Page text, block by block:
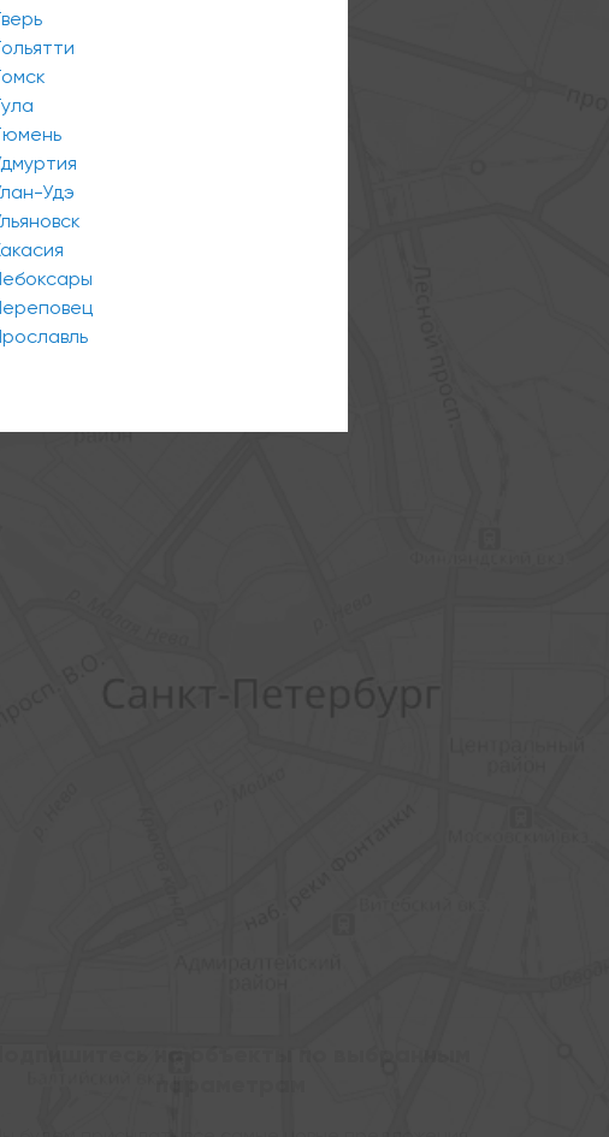
Тверь
Тольятти
Томск
Тула
Тюмень
Удэ